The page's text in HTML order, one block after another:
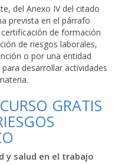
del Anexo IV del citado
prevista en el párrafo
de formación
de riesgos laborales,
o por una entidad
desarrollar actividades
GRATIS
y salud en el trabajo